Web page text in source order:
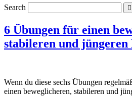
Search
6 Übungen für einen
stabileren und
Wenn du diese sechs Übungen
einen beweglicheren, stabileren und